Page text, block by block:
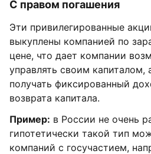
С правом погашения
Эти привилегированные
выкуплены компанией по
цене, что дает компании
управлять своим
получать фиксированный
возврата капитала.
Пример: в России не очень
гипотетически такой тип
компаний с госучастием,